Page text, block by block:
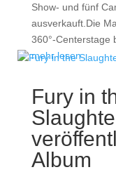
Show- und fünf
ausverkauft.Die
360°-Centerstage
mehr lesen
Fury in
Album